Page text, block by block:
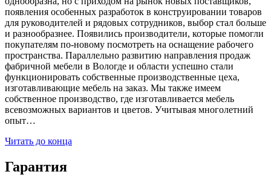
появления особенных разработок в конструировании товаров
для руководителей и рядовых сотрудников, выбор стал больше
и разнообразнее. Появились производители, которые помогли
покупателям по-новому посмотреть на оснащение рабочего
пространства. Параллельно развитию направления продаж
фабричной мебели в Вологде и области успешно стали
функционировать собственные производственные цеха,
изготавливающие мебель на заказ. Мы также имеем
собственное производство, где изготавливается мебель
всевозможных вариантов и цветов. Учитывая многолетний
опыт…
Читать до конца
Гарантия